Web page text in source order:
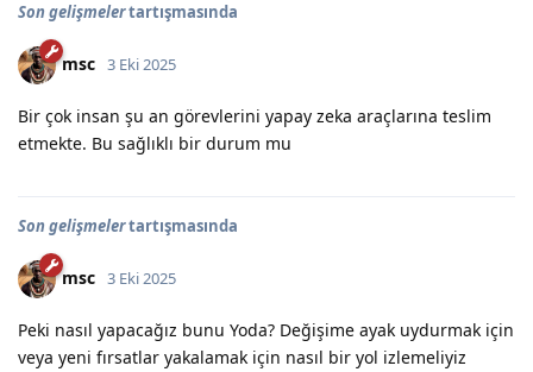
Son gelişmelertartışmasında
msc 3 Eki 2025
Bir çok insan şu an görevlerini yapay zeka araçlarına teslim
etmekte. Bu sağlıklı bir durum mu
Son gelişmelertartışmasında
msc 3 Eki 2025
Peki nasıl yapacağız bunu Yoda? Değişime ayak uydurmak için
veya yeni fırsatlar yakalamak için nasıl bir yol izlemeliyiz